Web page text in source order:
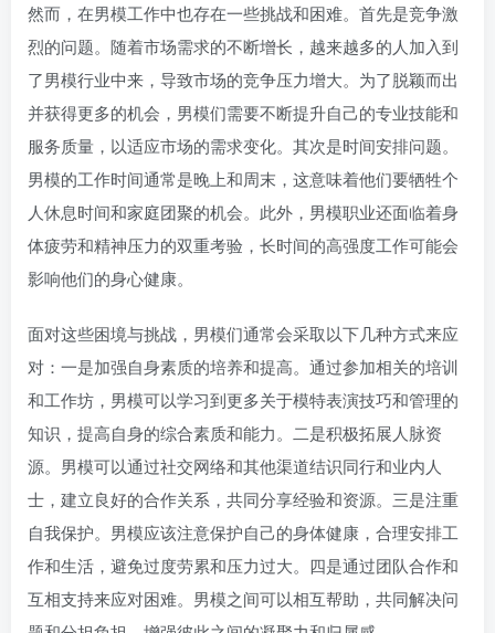
然而，在男模工作中也存在一些挑战和困难。首先是竞争激
烈的问题。随着市场需求的不断增长，越来越多的人加入到
了男模行业中来，导致市场的竞争压力增大。为了脱颖而出
并获得更多的机会，男模们需要不断提升自己的专业技能和
服务质量，以适应市场的需求变化。其次是时间安排问题。
男模的工作时间通常是晚上和周末，这意味着他们要牺牲个
人休息时间和家庭团聚的机会。此外，男模职业还面临着身
体疲劳和精神压力的双重考验，长时间的高强度工作可能会
影响他们的身心健康。
面对这些困境与挑战，男模们通常会采取以下几种方式来应
对：一是加强自身素质的培养和提高。通过参加相关的培训
和工作坊，男模可以学习到更多关于模特表演技巧和管理的
知识，提高自身的综合素质和能力。二是积极拓展人脉资
源。男模可以通过社交网络和其他渠道结识同行和业内人
士，建立良好的合作关系，共同分享经验和资源。三是注重
自我保护。男模应该注意保护自己的身体健康，合理安排工
作和生活，避免过度劳累和压力过大。四是通过团队合作和
互相支持来应对困难。男模之间可以相互帮助，共同解决问